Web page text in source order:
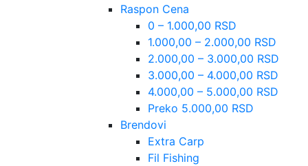
Raspon Cena
0 – 1.000,00 RSD
1.000,00 – 2.000,00 RSD
2.000,00 – 3.000,00 RSD
3.000,00 – 4.000,00 RSD
4.000,00 – 5.000,00 RSD
Preko 5.000,00 RSD
Brendovi
Extra Carp
Fil Fishing